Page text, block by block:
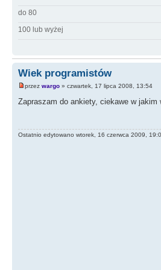
do 80
100 lub wyżej
Wiek programistów
przez wargo » czwartek, 17 lipca 2008, 13:54
Zapraszam do ankiety, ciekawe w jakim
Ostatnio edytowano wtorek, 16 czerwca 2009,